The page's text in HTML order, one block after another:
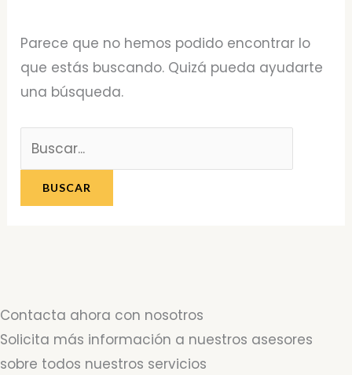
Parece que no hemos podido encontrar lo
que estás buscando. Quizá pueda ayudarte
una búsqueda.
Contacta ahora con nosotros
Solicita más información a nuestros asesores
sobre todos nuestros servicios